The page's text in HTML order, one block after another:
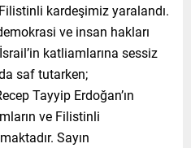
kardeşimiz yaralandı.
ve insan hakları
katliamlarına sessiz
saf tutarken;
Tayyip Erdoğan’ın
ve Filistinli
Sayın